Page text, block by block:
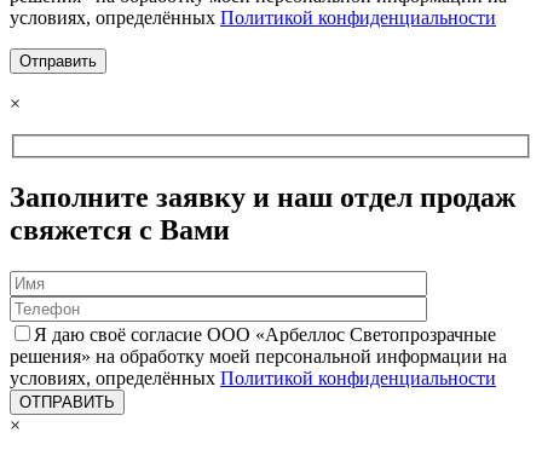
условиях, определённых Политикой конфиденциальности
×
Заполните заявку и наш отдел продаж
свяжется с Вами
Я даю своё согласие ООО «Арбеллос Светопрозрачные
решения» на обработку моей персональной информации на
условиях, определённых Политикой конфиденциальности
×